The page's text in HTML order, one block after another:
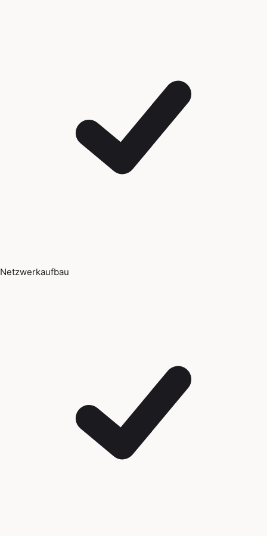
Netzwerkaufbau